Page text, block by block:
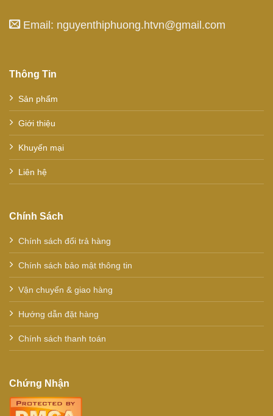
Email: nguyenthiphuong.htvn@gmail.com
Thông Tin
Sản phẩm
Giới thiệu
Khuyến mại
Liên hệ
Chính Sách
Chính sách đổi trả hàng
Chính sách bảo mật thông tin
Vận chuyển & giao hàng
Hướng dẫn đặt hàng
Chính sách thanh toán
Chứng Nhận